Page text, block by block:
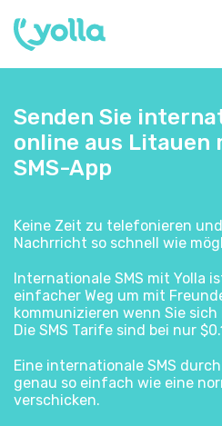
Senden Sie
online aus Litauen
SMS-App
Keine Zeit zu telefonieren
Nachrricht so schnell wie
Internationale SMS mit Yolla
einfacher Weg um mit
kommunizieren wenn Sie
Die SMS Tarife sind bei nur
Eine internationale SMS
genau so einfach wie eine
verschicken.